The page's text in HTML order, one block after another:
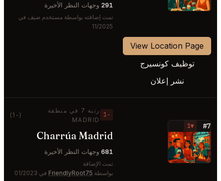
291 وجهات النظر الأخيرة
تمت إضافته بواسطة مستخدم ضيف في
11/2025
View Location Page
توظيف كونسيرج
نشر إعلان
#7
▼1
⭐
−1
رتبة 7 في منطقة
MADRID
(-1)
Charrúa Madrid
681 وجهات النظر الأخيرة
تمت الإضافة
بواسطة FriendlyRoot75 في 01/2023